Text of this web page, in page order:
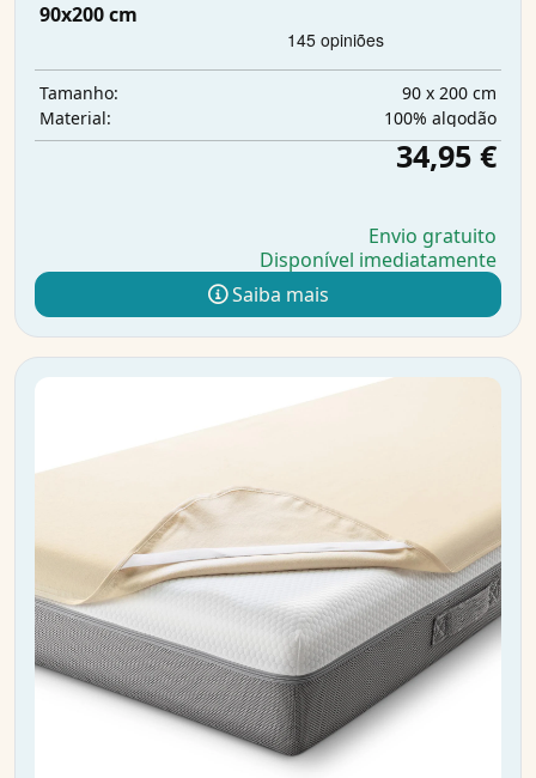
90x200 cm
Tamanho:
90 x 200 cm
Material:
100% algodão
34,95 €
Envio gratuito
Disponível imediatamente
Saiba mais